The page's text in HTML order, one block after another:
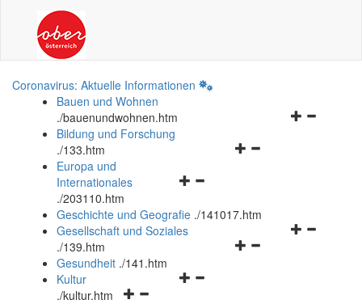
Coronavirus: Aktuelle Informationen
Bauen und Wohnen
./bauenundwohnen.htm
Navigationsmenü
Bildung und Forschung
./133.htm
Navigationsmenü
und
schließen
Europa und
Internationales
./203110.htm
Geschichte und Geografie ./141017.htm
Navigationsmenü
Gesellschaft und Soziales
./139.htm
Navigationsmenü
Gesundheit ./141.htm
Navigationsmenü
Kultur
./kultur.htm